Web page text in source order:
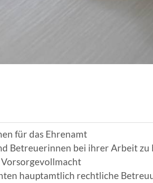
für das Ehrenamt
Betreuerinnen bei ihrer Arbeit zu
hauptamtlich rechtliche